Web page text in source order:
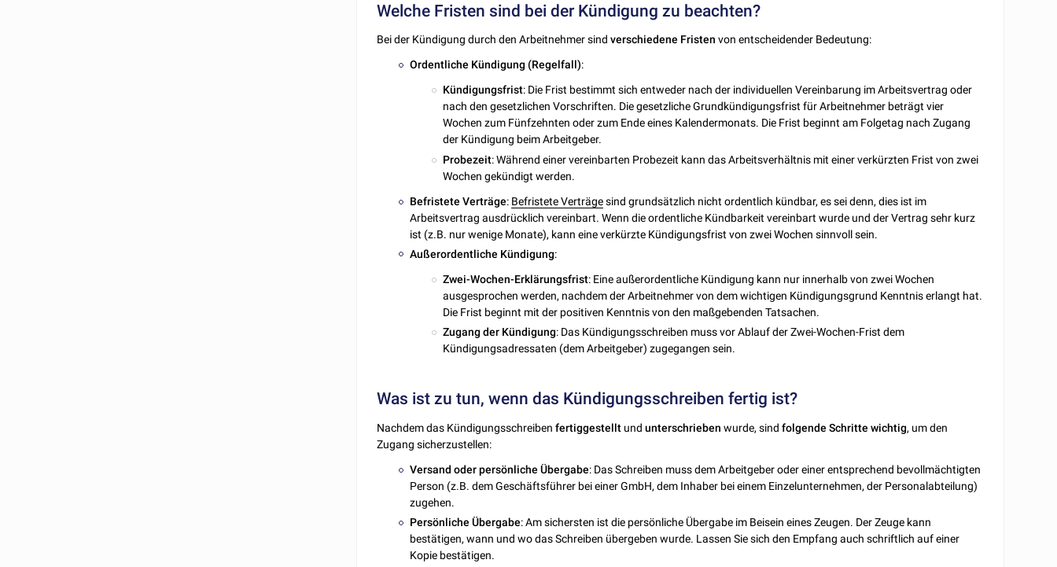
Welche Fristen sind bei der Kündigung zu beachten?
Bei der Kündigung durch den Arbeitnehmer sindverschiedene Fristen von entscheidender Bedeutung:
Ordentliche Kündigung (Regelfall):
Kündigungsfrist: Die Frist bestimmt sich entweder nach der individuellen Vereinbarung im Arbeitsvertrag oder
nach den gesetzlichen Vorschriften. Die gesetzliche Grundkündigungsfrist für Arbeitnehmer beträgt vier
Wochen zum Fünfzehnten oder zum Ende eines Kalendermonats. Die Frist beginnt am Folgetag nach Zugang
der Kündigung beim Arbeitgeber.
Probezeit: Während einer vereinbarten Probezeit kann das Arbeitsverhältnis mit einer verkürzten Frist von zwei
Wochen gekündigt werden.
Befristete Verträge: Befristete Verträgesind grundsätzlich nicht ordentlich kündbar, es sei denn, dies ist im
Arbeitsvertrag ausdrücklich vereinbart. Wenn die ordentliche Kündbarkeit vereinbart wurde und der Vertrag sehr kurz
ist (z.B. nur wenige Monate), kann eine verkürzte Kündigungsfrist von zwei Wochen sinnvoll sein.
Außerordentliche Kündigung:
Zwei-Wochen-Erklärungsfrist: Eine außerordentliche Kündigung kann nur innerhalb von zwei Wochen
ausgesprochen werden, nachdem der Arbeitnehmer von dem wichtigen Kündigungsgrund Kenntnis erlangt hat.
Die Frist beginnt mit der positiven Kenntnis von den maßgebenden Tatsachen.
Zugang der Kündigung: Das Kündigungsschreiben muss vor Ablauf der Zwei-Wochen-Frist dem
Kündigungsadressaten (dem Arbeitgeber) zugegangen sein.
Was ist zu tun, wenn das Kündigungsschreiben fertig ist?
Nachdem das Kündigungsschreibenfertiggestellt undunterschrieben wurde, sindfolgende Schritte wichtig, um den
Zugang sicherzustellen:
Versand oder persönliche Übergabe: Das Schreiben muss dem Arbeitgeber oder einer entsprechend bevollmächtigten
Person (z.B. dem Geschäftsführer bei einer GmbH, dem Inhaber bei einem Einzelunternehmen, der Personalabteilung)
zugehen.
Persönliche Übergabe: Am sichersten ist die persönliche Übergabe im Beisein eines Zeugen. Der Zeuge kann
bestätigen, wann und wo das Schreiben übergeben wurde. Lassen Sie sich den Empfang auch schriftlich auf einer
Kopie bestätigen.